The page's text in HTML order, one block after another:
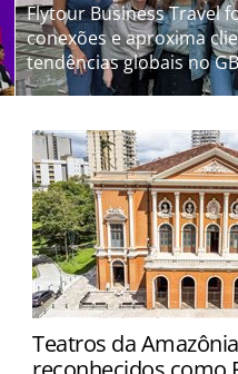
Flytour Business Travel
conexões e aproxima
tendências globais no
Teatros da